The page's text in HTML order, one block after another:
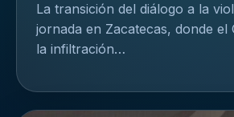
La transición del diálogo a la
jornada en Zacatecas, donde el
la infiltración…